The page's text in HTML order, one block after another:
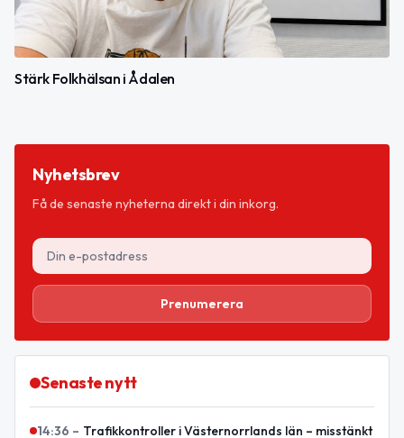
Stärk Folkhälsan i Ådalen
Nyhetsbrev
Få de senaste nyheterna direkt i din inkorg.
Prenumerera
Senaste nytt
14:36 – Trafikkontroller i Västernorrlands län – misstänkt